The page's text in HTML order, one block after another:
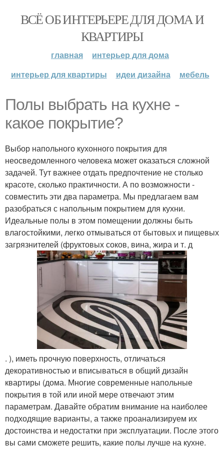
ВСЁ ОБ ИНТЕРЬЕРЕ ДЛЯ ДОМА И
КВАРТИРЫ
главная
интерьер для дома
интерьер для квартиры
идеи дизайна мебель
Полы выбрать на кухне -
какое покрытие?
Выбор напольного кухонного покрытия для
неосведомленного человека может оказаться сложной
задачей. Тут важнее отдать предпочтение не столько
красоте, сколько практичности. А по возможности -
совместить эти два параметра. Мы предлагаем вам
разобраться с напольным покрытием для кухни.
Идеальные полы в этом помещении должны быть
влагостойкими, легко отмываться от бытовых и пищевых
загрязнителей (фруктовых соков, вина, жира и т. д
. ), иметь прочную поверхность, отличаться
декоративностью и вписываться в общий дизайн
квартиры (дома. Многие современные напольные
покрытия в той или иной мере отвечают этим
параметрам. Давайте обратим внимание на наиболее
подходящие варианты, а также проанализируем их
достоинства и недостатки при эксплуатации. После этого
вы сами сможете решить, какие полы лучше на кухне.